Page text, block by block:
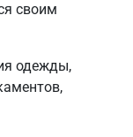
своим
одежды,